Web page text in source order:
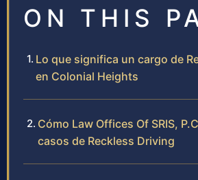
ON THIS
Lo que significa un cargo de
en Colonial Heights
Cómo Law Offices Of SRIS,
casos de Reckless Driving